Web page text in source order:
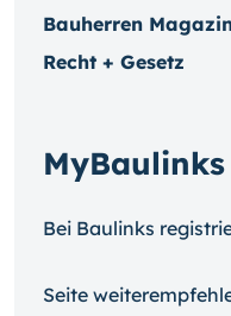
Bauherren
Recht + Gesetz
MyBaulinks
Bei Baulinks
Seite